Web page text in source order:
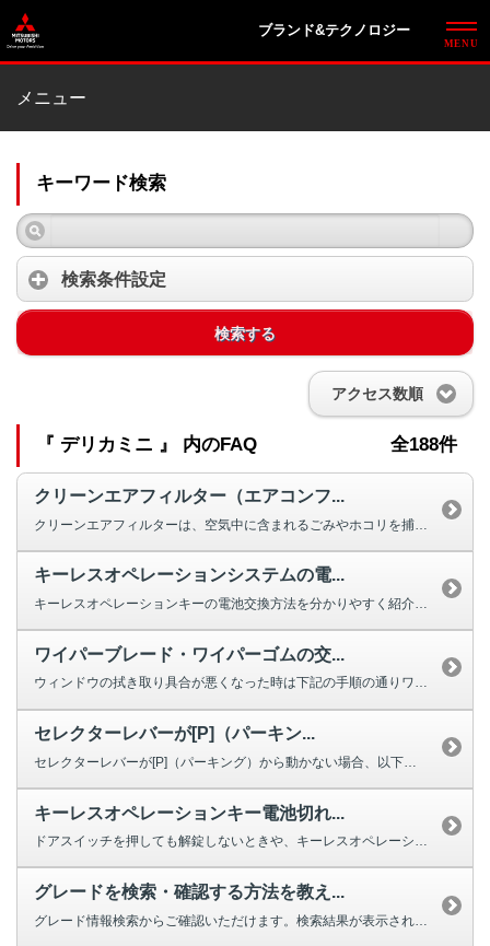
ブランド&テクノロジー
メニュー
キーワード検索
検索条件設定
検索する
アクセス数順
『 デリカミニ 』 内のFAQ 全188件
クリーンエアフィルター（エアコンフ...
キーレスオペレーションシステムの電...
キーレスオペレーションキーの電池交換方法を分かりやすく紹介する動画をご用意...
ワイパーブレード・ワイパーゴムの交...
ウィンドウの拭き取り具合が悪くなった時は下記の手順の通りワイパーの交換をし...
セレクターレバーが[P]（パーキン...
セレクターレバーが[P]（パーキング）から動かない場合、以下を確認してくだ...
キーレスオペレーションキー電池切れ...
ドアスイッチを押しても解錠しないときや、キーレスオペレーションキーのボタン...
グレードを検索・確認する方法を教え...